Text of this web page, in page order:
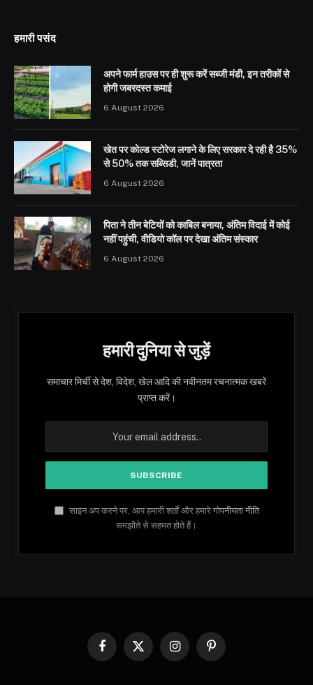
हमारी पसंद
अपने फार्म हाउस पर ही शुरू करें सब्जी मंडी, इन तरीकों से
होगी जबरदस्त कमाई
6 August 2026
खेत पर कोल्ड स्टोरेज लगाने के लिए सरकार दे रही है 35%
से 50% तक सब्सिडी, जानें पात्रता
6 August 2026
पिता ने तीन बेटियों को काबिल बनाया, अंतिम विदाई में कोई
नहीं पहुंची, वीडियो कॉल पर देखा अंतिम संस्कार
6 August 2026
हमारी दुनिया से जुड़ें
समाचार मिर्ची से देश, विदेश, खेल आदि की नवीनतम रचनात्मक खबरें
प्राप्त करें।
साइन अप करने पर, आप हमारी शर्तों और हमारे गोपनीयता नीति
समझौते से सहमत होते हैं।
Facebook
X
InstagramPinterest